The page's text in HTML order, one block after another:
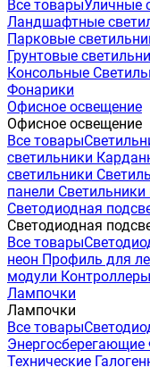
Все товарыУличные
Ландшафтные
Парковые
Грунтовые
Консольные
Фонарики
Офисное освещение
Офисное освещение
Все товары
светильники
светильники
панели Светильники
Светодиодная
Светодиодная
Все товары
неон Профиль для
модули
Лампочки
Лампочки
Все товары
Энергосберегающие
Технические